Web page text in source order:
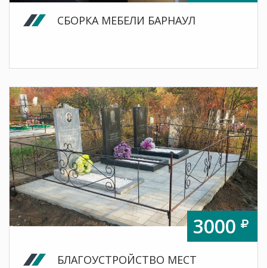
СБОРКА МЕБЕЛИ БАРНАУЛ
3000
БЛАГОУСТРОЙСТВО МЕСТ